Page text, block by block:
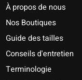
À propos de nous
Nos Boutiques
Guide des tailles
Conseils d'entretien
Terminologie